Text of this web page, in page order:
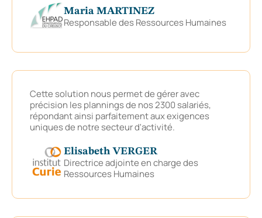
Maria MARTINEZ
Responsable des Ressources Humaines
Cette solution nous permet de gérer avec
précision les plannings de nos 2300 salariés,
répondant ainsi parfaitement aux exigences
uniques de notre secteur d'activité.
Elisabeth VERGER
Directrice adjointe en charge des
Ressources Humaines